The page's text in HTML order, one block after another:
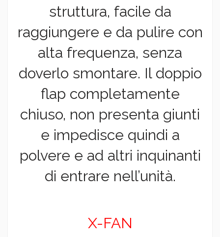
struttura, facile da
raggiungere e da pulire con
alta frequenza, senza
doverlo smontare. Il doppio
flap completamente
chiuso, non presenta giunti
e impedisce quindi a
polvere e ad altri inquinanti
di entrare nell’unità.
X-FAN